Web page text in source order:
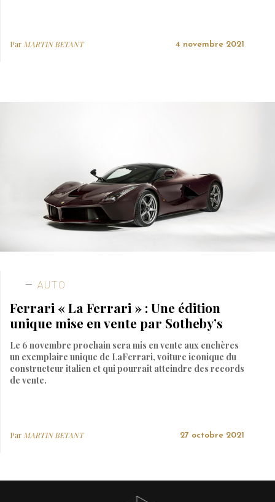
Par MARTIN BETANT 4 novembre 2021
AUTO
Ferrari « La Ferrari » : Une édition
unique mise en vente par Sotheby’s
Le 6 novembre prochain sera mis en vente aux enchères
un exemplaire unique de LaFerrari, voiture iconique du
constructeur italien et qui pourrait atteindre des records
de vente.
Par MARTIN BETANT 27 octobre 2021